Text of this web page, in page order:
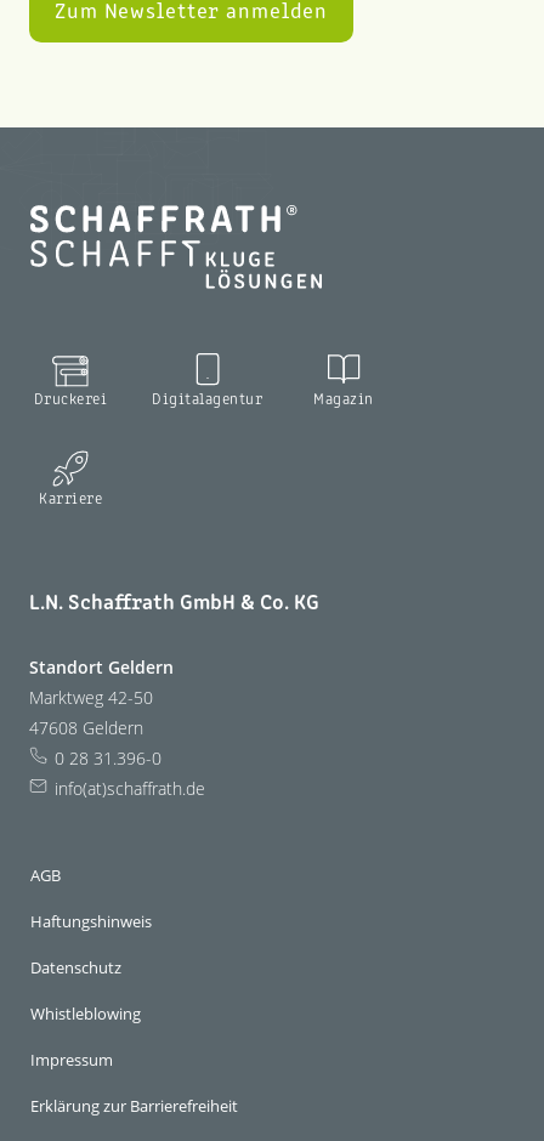
Druckerei Digitalagentur Magazin
Karriere
L.N. Schaffrath GmbH & Co. KG
Standort Geldern
Marktweg 42-50
47608 Geldern
0 28 31.396-0
info(at)schaffrath.de
AGB
Haftungshinweis
Datenschutz
Whistleblowing
Impressum
Erklärung zur Barrierefreiheit